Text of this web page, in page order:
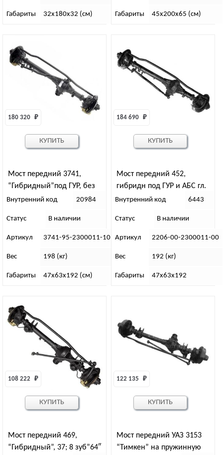
Габариты 32х180х32 (см) Габариты 45х200х65 (см)
Мост передний 3741,
“Гибридный”под ГУР, без
АБС, гл. пара 37,8 “72”
180 320 ₽
Внутренний код 20984
Статус В наличии
Артикул 3741-95-2300011-10
Вес 198 (кг)
Габариты 47х63х192 (см)
КУПИТЬ
Мост передний 452,
гибридн под ГУР и АБС гл.
пара 37/8 “67”
184 690 ₽
Внутренний код 6443
Статус В наличии
Артикул 2206-00-2300011-00
Вес 192 (кг)
Габариты 47х63х192
КУПИТЬ
Мост передний 469,
“Гибридный”, 37; 8 зуб”64″
108 222 ₽
КУПИТЬ
Мост передний УАЗ 3153
“Тимкен” на пружинную
122 135 ₽
КУПИТЬ